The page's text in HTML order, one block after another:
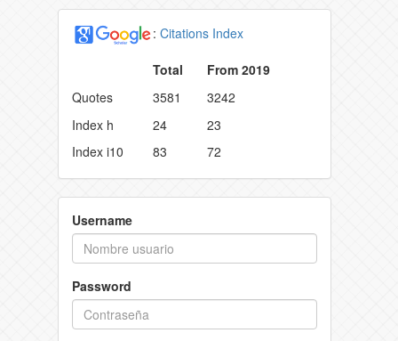
: Citations Index
Total
From 2019
Quotes
3581
3242
Index h
24
23
Index i10
83 72
Username
Password